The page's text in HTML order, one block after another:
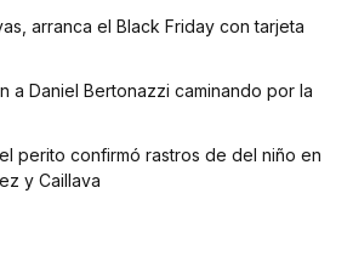
arranca el Black Friday con tarjeta
a Daniel Bertonazzi caminando por la
perito confirmó rastros de del niño en
y Caillava